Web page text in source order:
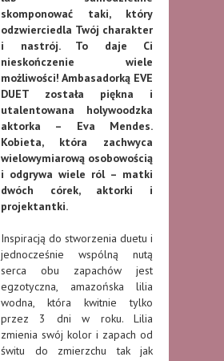
skomponować taki, który
odzwierciedla Twój charakter
i nastrój. To daje Ci
nieskończenie wiele
możliwości! Ambasadorką EVE
DUET została piękna i
utalentowana holywoodzka
aktorka – Eva Mendes.
Kobieta, która zachwyca
wielowymiarową osobowością
i odgrywa wiele ról – matki
dwóch córek, aktorki i
projektantki.
Inspiracją do stworzenia duetu i
jednocześnie wspólną nutą
serca obu zapachów jest
egzotyczna, amazońska lilia
wodna, która kwitnie tylko
przez 3 dni w roku. Lilia
zmienia swój kolor i zapach od
świtu do zmierzchu tak jak